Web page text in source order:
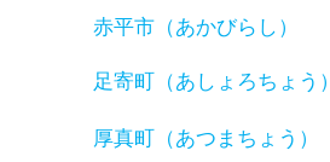
赤平市（あかびらし）
足寄町（あしょろちょう）
厚真町（あつまちょう）